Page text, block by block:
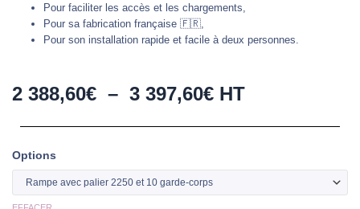
Pour faciliter les accès et les chargements,
Pour sa fabrication française 🇫🇷,
Pour son installation rapide et facile à deux personnes.
2 388,60€ – 3 397,60€Plage
2
HT
Options
Rampe